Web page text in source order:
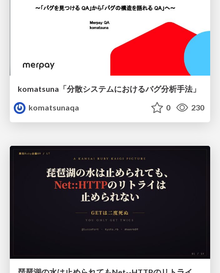
komatsuna「分散システムにおけるバグ分析手法」
komatsunaqa
0 230